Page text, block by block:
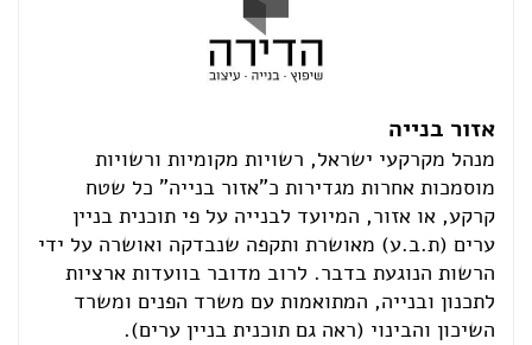
אזור בנייה
מנהל מקרקעי ישראל, רשויות מקומיות ורשויות
מוסמכות אחרות מגדירות כ"אזור בנייה" כל שטח
קרקע, או אזור, המיועד לבנייה על פי תוכנית בניין
ערים (ת.ב.ע) מאושרת ותקפה שנבדקה ואושרה על ידי
הרשות הנוגעת בדבר. לרוב מדובר בוועדות ארציות
לתכנון ובנייה, המתואמות עם משרד הפנים ומשרד
השיכון והבינוי (ראה גם תוכנית בניין ערים).